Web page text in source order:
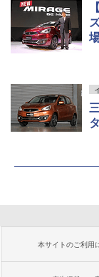
本サイトのご利用